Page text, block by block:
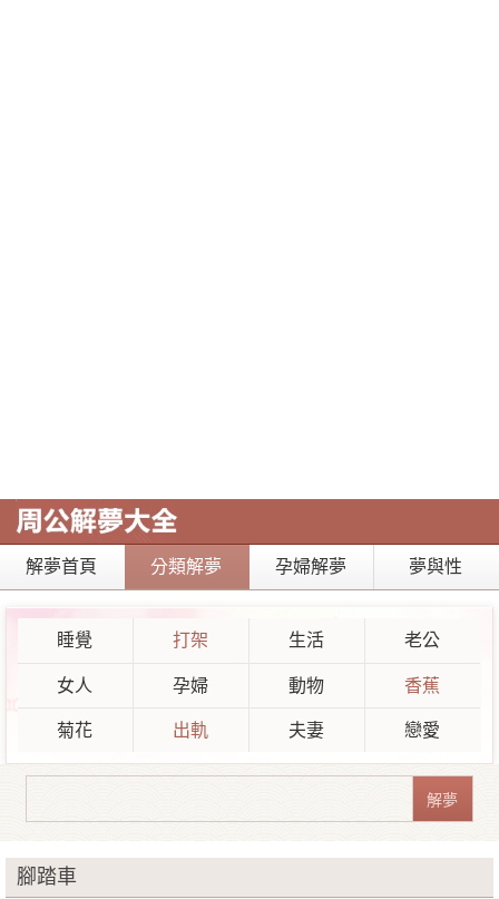
解夢首頁 分類解夢 孕婦解夢 夢與性
睡覺 打架 生活 老公
女人 孕婦 動物 香蕉
菊花 出軌 夫妻 戀愛
腳踏車